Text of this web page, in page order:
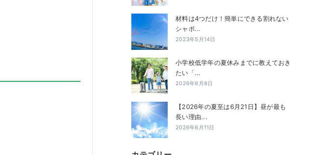
材料は4つだけ！簡単にできる割れない
シャボ...
2023年5月14日
小学校低学年の夏休みまでに教えておき
たい「...
2026年6月8日
【2026年の夏至は6月21日】昼が最も
長い理由...
2026年6月11日